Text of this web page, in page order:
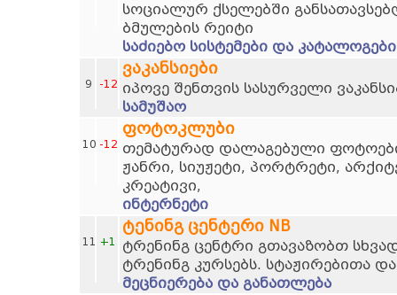
სოციალურ ქსელებში
ბმულების რეიტი
საძიებო სისტემები და კატალოგები
9 -12
ვაკანსიები
იპოვე შენთვის სასურველი
სამუშაო
10 -12
ფოტოკლუბი
თემატურად დალაგებული
ჟანრი, სიუჟეტი, პორტრეტი,
კრეატივი,
ინტერნეტი
11 +1
ტენინგ ცენტერი NB
ტრენინგ ცენტრი გთავაზობთ
ტრენინგ კურსებს. სტაჟირებითა
მეცნიერება და განათლება